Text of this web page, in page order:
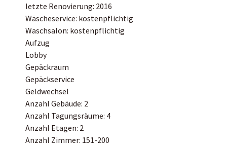
letzte Renovierung: 2016
Wäscheservice: kostenpflichtig
Waschsalon: kostenpflichtig
Aufzug
Lobby
Gepäckraum
Gepäckservice
Geldwechsel
Anzahl Gebäude: 2
Anzahl Tagungsräume: 4
Anzahl Etagen: 2
Anzahl Zimmer: 151-200